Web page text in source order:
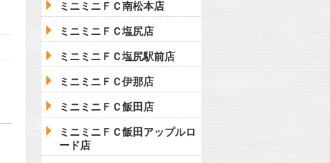
ミニミニＦＣ南松本店
ミニミニＦＣ塩尻店
ミニミニＦＣ塩尻駅前店
ミニミニＦＣ伊那店
ミニミニＦＣ飯田店
ミニミニＦＣ飯田アップルロ
ード店